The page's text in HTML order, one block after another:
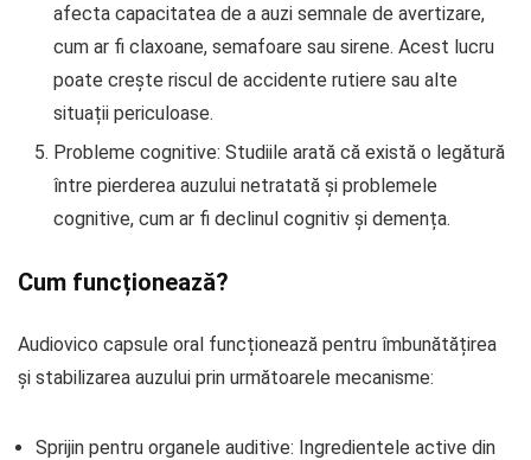
afecta capacitatea de a auzi semnale de avertizare,
cum ar fi claxoane, semafoare sau sirene. Acest lucru
poate crește riscul de accidente rutiere sau alte
situații periculoase.
Probleme cognitive: Studiile arată că există o legătură
între pierderea auzului netratată și problemele
cognitive, cum ar fi declinul cognitiv și demența.
Cum funcționează?
Audiovico capsule oral funcționează pentru îmbunătățirea
și stabilizarea auzului prin următoarele mecanisme:
Sprijin pentru organele auditive: Ingredientele active din